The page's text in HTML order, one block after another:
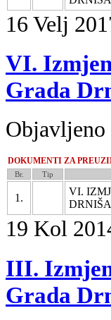
16 Velj
VI.
Grada
Objavljeno
DOKUMENTI ZA
Br. Tip
1.
VI.
DRNIŠA
19 Kol
III.
Grada